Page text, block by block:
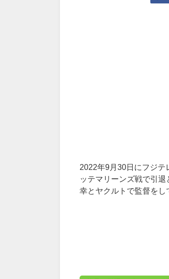
2022年9月30日にフジテ
ッテマリーンズ戦で引
幸とヤクルトで監督をし